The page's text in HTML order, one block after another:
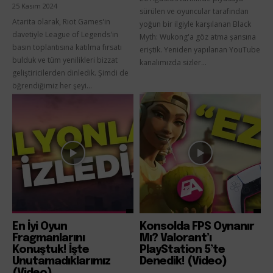
25 Kasım 2024
Atarita olarak, Riot Games'in
davetiyle League of Legends'in
basın toplantısına katılma fırsatı
bulduk ve tüm yenilikleri bizzat
geliştiricilerden dinledik. Şimdi de
öğrendiğimiz her şeyi...
sürülen ve oyuncular tarafından
yoğun bir ilgiyle karşılanan Black
Myth: Wukong'a göz atma şansına
eriştik. Yeniden yapılanan YouTube
kanalımızda sizler...
En İyi Oyun
Fragmanlarını
Konuştuk! İşte
Unutamadıklarımız
Konsolda FPS Oynanır
Mı? Valorant’ı
PlayStation 5’te
Denedik! (Video)